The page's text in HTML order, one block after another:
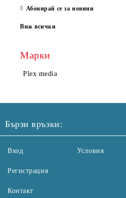
Абонирай се за новини
Виж всички
Марки
Plex media
Бързи връзки:
Вход
Регистрация
Контакт
Условия